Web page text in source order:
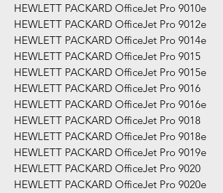
HEWLETT PACKARD OfficeJet Pro 9010e
HEWLETT PACKARD OfficeJet Pro 9012e
HEWLETT PACKARD OfficeJet Pro 9014e
HEWLETT PACKARD OfficeJet Pro 9015
HEWLETT PACKARD OfficeJet Pro 9015e
HEWLETT PACKARD OfficeJet Pro 9016
HEWLETT PACKARD OfficeJet Pro 9016e
HEWLETT PACKARD OfficeJet Pro 9018
HEWLETT PACKARD OfficeJet Pro 9018e
HEWLETT PACKARD OfficeJet Pro 9019e
HEWLETT PACKARD OfficeJet Pro 9020
HEWLETT PACKARD OfficeJet Pro 9020e